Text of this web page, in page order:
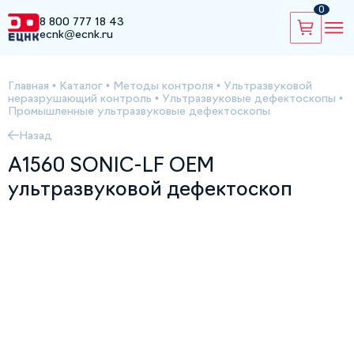
8 800 777 18 43
ecnk@ecnk.ru
0
Главная • Каталог • Методы контроля • Ультразвуковой
неразрушающий контроль • Ультразвуковые дефектоскопы •
Промышленные ультразвуковые дефектоскопы
Назад
A1560 SONIC-LF OEM
ультразвуковой дефектоскоп